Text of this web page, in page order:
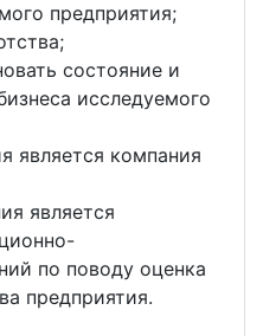
предприятия;
состояние и
исследуемого
является компания
является
по поводу оценка
предприятия.